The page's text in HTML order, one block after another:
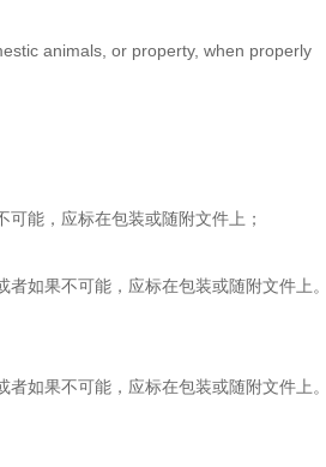
animals, or property, when properly
能，应标在包装或随附文件上；
如果不可能，应标在包装或随附文件上
者如果不可能，应标在包装或随附文件上